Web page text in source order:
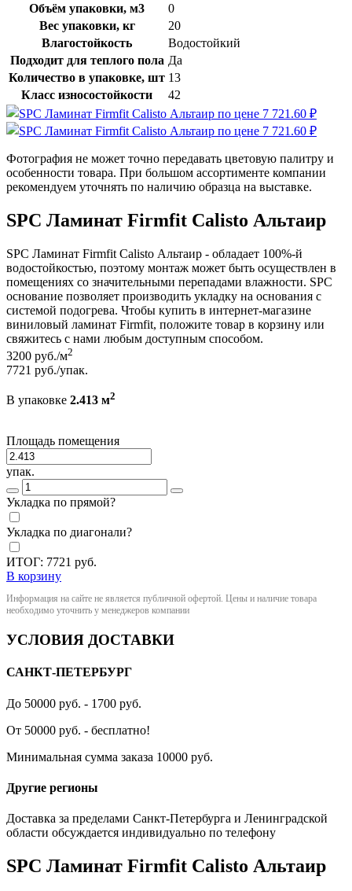
Объём упаковки, м3
0
Вес упаковки, кг
20
Влагостойкость
Водостойкий
Подходит для теплого пола Да
Количество в упаковке, шт 13
Класс износостойкости
42
Фотография не может точно передавать цветовую палитру и
особенности товара. При большом ассортименте компании
рекомендуем уточнять по наличию образца на выставке.
SPC Ламинат Firmfit Calisto Альтаир
SPC Ламинат Firmfit Calisto Альтаир - обладает 100%-й
водостойкостью, поэтому монтаж может быть осуществлен в
помещениях со значительными перепадами влажности. SPC
основание позволяет производить укладку на основания с
системой подогрева. Чтобы купить в интернет-магазине
виниловый ламинат Firmfit, положите товар в корзину или
свяжитесь с нами любым доступным способом.
3200 руб./м2
7721 руб./упак.
В упаковке 2.413 м2
Площадь помещения
упак.
Укладка по прямой?
Укладка по диагонали?
ИТОГ: 7721 руб.
В корзину
Информация на сайте не является публичной офертой. Цены и наличие товара
необходимо уточнить у менеджеров компании
УСЛОВИЯ ДОСТАВКИ
САНКТ-ПЕТЕРБУРГ
До 50000 руб. - 1700 руб.
От 50000 руб. - бесплатно!
Минимальная сумма заказа 10000 руб.
Другие регионы
Доставка за пределами Санкт-Петербурга и Ленинградской
области обсуждается индивидуально по телефону
SPC Ламинат Firmfit Calisto Альтаир